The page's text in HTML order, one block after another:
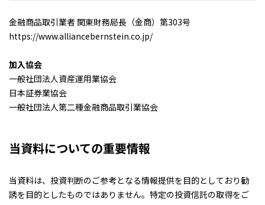
金融商品取引業者 関東財務局長（金商）第303号
https://www.alliancebernstein.co.jp/
加入協会
一般社団法人資産運用業協会
日本証券業協会
一般社団法人第二種金融商品取引業協会
当資料についての重要情報
当資料は、投資判断のご参考となる情報提供を目的としており勧
誘を目的としたものではありません。特定の投資信託の取得をご